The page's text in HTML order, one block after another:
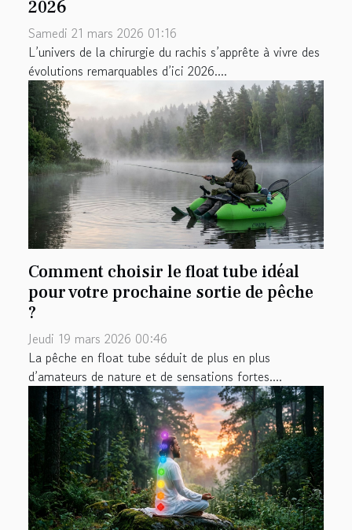
2026
Samedi 21 mars 2026 01:16
L’univers de la chirurgie du rachis s’apprête à vivre des
évolutions remarquables d’ici 2026....
Comment choisir le float tube idéal
pour votre prochaine sortie de pêche
?
Jeudi 19 mars 2026 00:46
La pêche en float tube séduit de plus en plus
d’amateurs de nature et de sensations fortes....